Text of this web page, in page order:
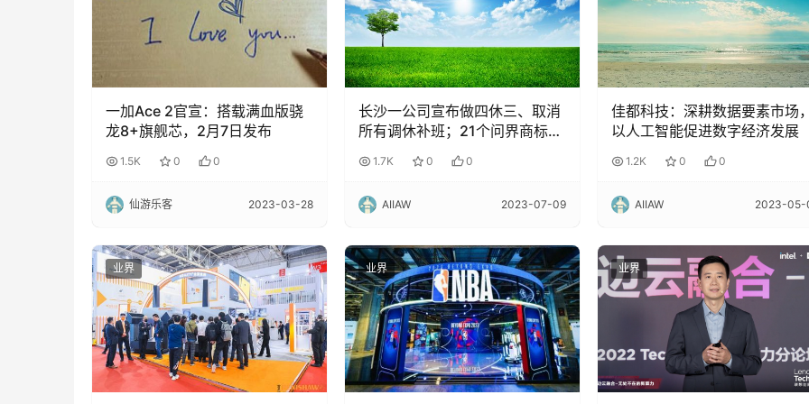
一加Ace 2官宣：搭载满血版骁
龙8+旗舰芯，2月7日发布
1.5K 0 0
仙游乐客 2023-03-28
长沙一公司宣布做四休三、取消
所有调休补班；21个问界商标被
全部转让给华为，官方回应
1.7K 0 0
AIIAW 2023-07-09
佳都科技：深耕数据要素市场
以人工智能促进数字经济发展
1.2K 0 0
AIIAW 2023-05-
业界 业界 业界